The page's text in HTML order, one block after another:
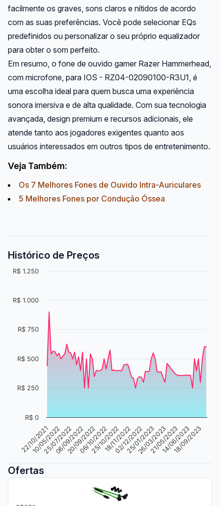
facilmente os graves, sons claros e nítidos de acordo
com as suas preferências. Você pode selecionar EQs
predefinidos ou personalizar o seu próprio equalizador
para obter o som perfeito.
Em resumo, o fone de ouvido gamer Razer Hammerhead,
com microfone, para IOS - RZ04-02090100-R3U1, é
uma escolha ideal para quem busca uma experiência
sonora imersiva e de alta qualidade. Com sua tecnologia
avançada, design premium e recursos adicionais, ele
atende tanto aos jogadores exigentes quanto aos
usuários interessados em outros tipos de entretenimento.
Veja Também:
Os 7 Melhores Fones de Ouvido Intra-Auriculares
5 Melhores Fones por Condução Óssea
Histórico de Preços
22/10/2021
10/05/2022
25/07/2022
06/09/2022
20/09/2022
06/10/2022
25/10/2022
18/11/2022
02/12/2022
25/01/2023
26/03/2023
21/05/2023
14/06/2023
18/09/2023
R$ 0
R$ 250
R$ 500
R$ 750
R$ 1.000
R$ 1.250
Ofertas